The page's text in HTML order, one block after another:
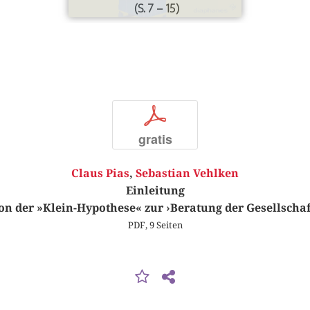
(S. 7 – 15)
p
gratis
Claus Pias, Sebastian Vehlken
Einleitung
der »Klein-Hypothese« zur ›Beratung der
PDF, 9 Seiten